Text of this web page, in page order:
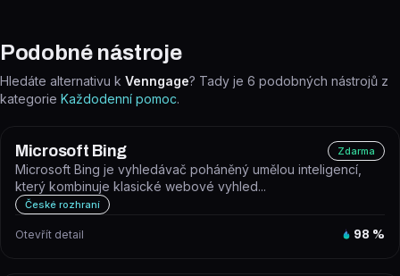
Podobné nástroje
Hledáte alternativu k Venngage? Tady je 6 podobných nástrojů z
kategorie Každodenní pomoc.
Microsoft Bing Zdarma
Microsoft Bing je vyhledávač poháněný umělou inteligencí,
který kombinuje klasické webové vyhled...
České rozhraní
Otevřít detail 98 %